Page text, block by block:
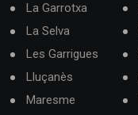
La Garrotxa
La Selva
Les Garrigues
Lluçanès
Maresme